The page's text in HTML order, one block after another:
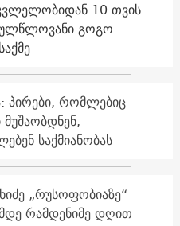
10 თვის
გოგო
პირები, რომლებიც
საქმიანობას
„რუსოფობიაზე“
რამდენიმე დღით